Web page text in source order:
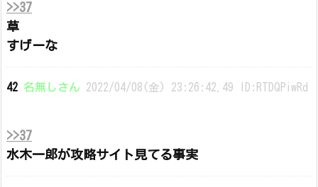
>>37
草
すげーな
42 名無しさん 2022/04/08(金) 23:26:42.49 ID:RTDQPiwRd
>>37
水木一郎が攻略サイト見てる事実